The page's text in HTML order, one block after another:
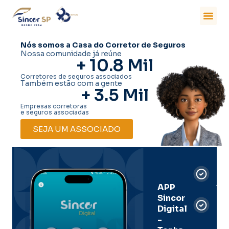
Nós somos a Casa do Corretor de Seguros
Nossa comunidade já reúne
+ 10.8 Mil
Corretores de seguros associados
Também estão com a gente
+ 3.5 Mil
Empresas corretoras
e seguros associadas
SEJA UM ASSOCIADO
APP
Sincor
Digital
-